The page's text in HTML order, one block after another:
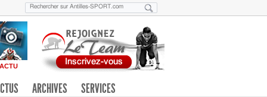
ARCHIVES SERVICES